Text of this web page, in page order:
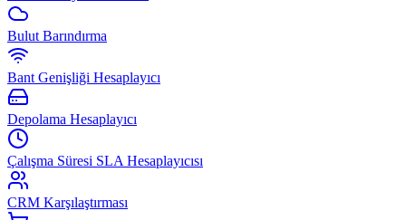
Bulut Barındırma
Bant Genişliği Hesaplayıcı
Depolama Hesaplayıcı
Çalışma Süresi SLA Hesaplayıcısı
CRM Karşılaştırması